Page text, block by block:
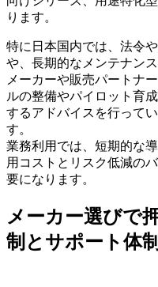
ります。
特に日本国内では、法令
や、長期的なメンテナン
メーカーや販売パートナ
ルの整備やパイロット育
するアドバイスを行って
す。
業務利用では、短期的な
用コストとリスク低減の
要になります。
メーカー選びで
制とサポート体制